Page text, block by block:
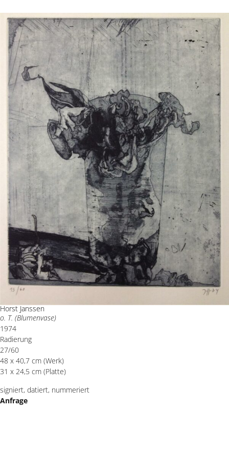
Horst Janssen
o. T. (Blumenvase)
1974
Radierung
27/60
48 x 40,7 cm (Werk)
31 x 24,5 cm (Platte)
signiert, datiert, nummeriert
Anfrage